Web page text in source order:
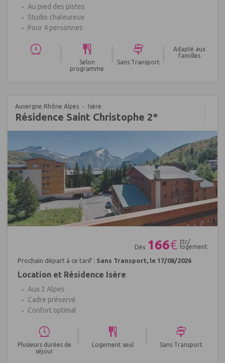
Au pied des pistes
Studio chaleureux
Pour 4 personnes
Selon
programme
Sans Transport
Adapté aux
familles
Auvergne Rhône Alpes Isère
Résidence Saint Christophe 2*
Dès 166€ ttc/
logement
Prochain départ à ce tarif : Sans Transport, le 17/08/2026
Location et Résidence Isère
Aux 2 Alpes
Cadre préservé
Confort optimal
Plusieurs durées de
séjour
Logement seul Sans Transport